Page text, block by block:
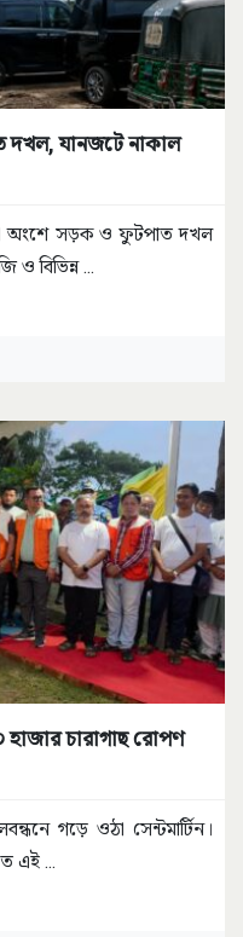
দখল, যানজটে নাকাল
অংশে সড়ক ও ফুটপাত দখল
ও বিভিন্ন ...
হাজার চারাগাছ রোপণ
গড়ে ওঠা সেন্টমার্টিন।
এই ...